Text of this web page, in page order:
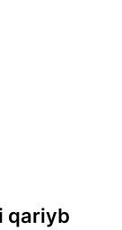
qariyb